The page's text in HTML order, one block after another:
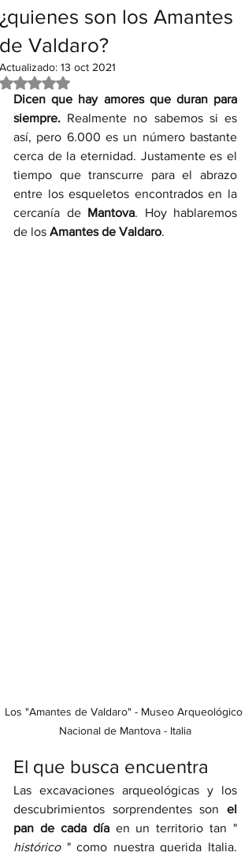
¿quienes son los Amantes
de Valdaro?
Actualizado: 13 oct 2021
Obtuvo NaN de 5 estrellas.
Dicen que hay amores que duran para
siempre. Realmente no sabemos si es
así, pero 6.000 es un número bastante
cerca de la eternidad. Justamente es el
tiempo que transcurre para el abrazo
entre los esqueletos encontrados en la
cercanía de Mantova. Hoy hablaremos
de los Amantes de Valdaro.
Los "Amantes de Valdaro" - Museo Arqueológico
Nacional de Mantova - Italia
El que busca encuentra
Las excavaciones arqueológicas y los
descubrimientos sorprendentes son el
pan de cada día
histórico " como nuestra querida Italia.